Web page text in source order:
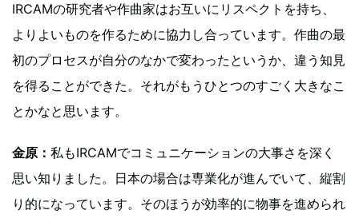
IRCAMの研究者や作曲家はお互いにリスペクトを持ち、
よりよいものを作るために協力し合っています。作曲の最
初のプロセスが自分のなかで変わったというか、違う知見
を得ることができた。それがもうひとつのすごく大きなこ
とかなと思います。
金原： 私もIRCAMでコミュニケーションの大事さを深く
思い知りました。日本の場合は専業化が進んでいて、縦割
り的になっています。そのほうが効率的に物事を進められ